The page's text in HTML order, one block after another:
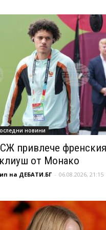
новини
привлече
от Монако
на ДЕБАТИ.БГ - 06.08.2026, 21:15